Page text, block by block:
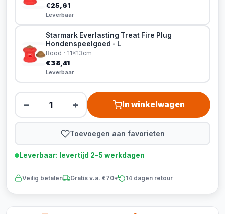
€25,61
Leverbaar
Starmark Everlasting Treat Fire Plug
Hondenspeelgoed - L
Rood · 11x13cm
€38,41
Leverbaar
− + In winkelwagen
Toevoegen aan favorieten
Leverbaar: levertijd 2-5 werkdagen
Veilig betalen Gratis v.a. €70* 14 dagen retour